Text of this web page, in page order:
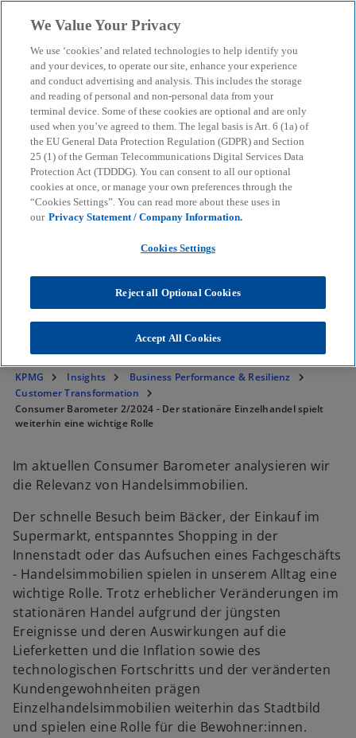
menu search
Consumer Barometer
2/2024 - Der stationäre
Einzelhandel spielt
weiterhin eine wichtige
wie Kund:innen Handelsimmobilien wahrnehmen
und was sie sich wünschen
KPMG Insights
Business Performance & Resilienz
Customer Transformation
Consumer Barometer 2/2024 - Der stationäre Einzelhandel spielt
weiterhin eine wichtige Rolle
Im aktuellen Consumer Barometer analysieren wir
die Relevanz von Handelsimmobilien.
Der schnelle Besuch beim Bäcker, der Einkauf im
Supermarkt, entspanntes Shopping in der
Innenstadt oder das Aufsuchen eines Fachgeschäfts
- Handelsimmobilien spielen in unserem Alltag eine
wichtige Rolle. Trotz erheblicher Veränderungen im
stationären Handel aufgrund der jüngsten
Ereignisse und deren Auswirkungen auf die
Lieferketten und die Inflation sowie des
technologischen Fortschritts und der veränderten
Kundengewohnheiten prägen
Einzelhandelsimmobilien weiterhin das Stadtbild
und spielen eine Rolle für die Bewohner:innen.
We Value Your Privacy
We use ‘cookies’ and related technologies to help identify you
and your devices, to operate our site, enhance your experience
and conduct advertising and analysis. This includes the storage
and reading of personal and non-personal data from your
terminal device. Some of these cookies are optional and are only
used when you’ve agreed to them. The legal basis is Art. 6 (1a) of
the EU General Data Protection Regulation (GDPR) and Section
25 (1) of the German Telecommunications Digital Services Data
Protection Act (TDDDG). You can consent to all our optional
cookies at once, or manage your own preferences through the
“Cookies Settings”. You can read more about these uses in
our Privacy Statement / Company Information.
Cookies Settings
Reject all Optional Cookies
Accept All Cookies